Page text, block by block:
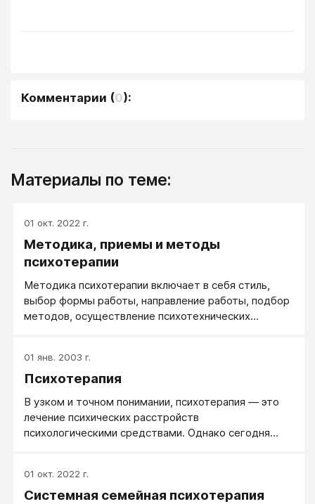
Комментарии (0):
Материалы по теме:
01 окт. 2022 г.
Методика, приемы и методы
психотерапии
Методика психотерапии включает в себя стиль,
выбор формы работы, направление работы, подбор
методов, осуществление психотехнических
01 янв. 2003 г.
Психотерапия
В узком и точном понимании, психотерапия — это
лечение психических расстройств
психологическими средствами. Однако сегодня
с понятием психологической помощи.
01 окт. 2022 г.
Системная семейная психотерапия